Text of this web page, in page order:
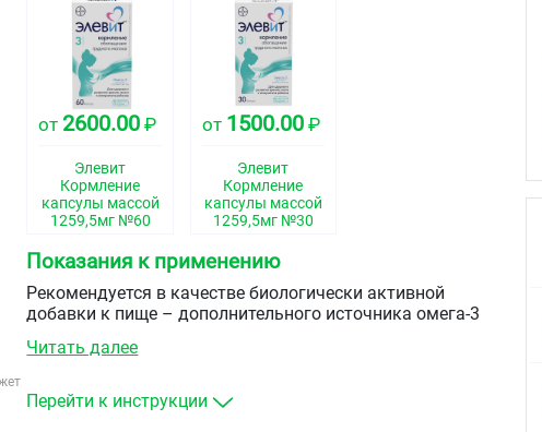
от 2600.00 ₽
Элевит
Кормление
капсулы массой
1259,5мг №60
от 1500.00₽
Элевит
Кормление
капсулы массой
1259,5мг №30
Показания к применению
Рекомендуется в качестве биологически активной
добавки к пище – дополнительного источника омега-3
фолиевой кислоты, биотина, железа, йода, цинка, селена.
Читать далее
Перейти к инструкции